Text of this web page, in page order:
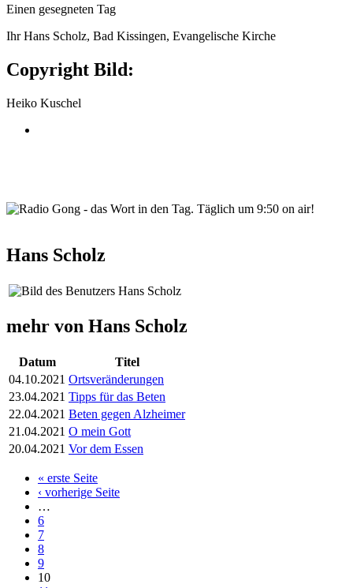
Einen gesegneten Tag
Ihr Hans Scholz, Bad Kissingen, Evangelische Kirche
Copyright Bild:
Heiko Kuschel
Hans Scholz
mehr von Hans Scholz
Datum
Titel
04.10.2021 Ortsveränderungen
23.04.2021 Tipps für das Beten
22.04.2021 Beten gegen Alzheimer
21.04.2021 O mein Gott
20.04.2021 Vor dem Essen
Seiten« erste Seite
‹ vorherige Seite
…
6
7
8
9
10